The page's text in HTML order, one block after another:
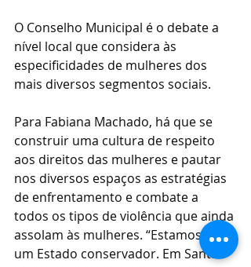
O Conselho Municipal é o debate a
nível local que considera às
especificidades de mulheres dos
mais diversos segmentos sociais.
Para Fabiana Machado, há que se
construir uma cultura de respeito
aos direitos das mulheres e pautar
nos diversos espaços as estratégias
de enfrentamento e combate a
todos os tipos de violência que ainda
assolam às mulheres. “Estamos em
um Estado conservador. Em Santa